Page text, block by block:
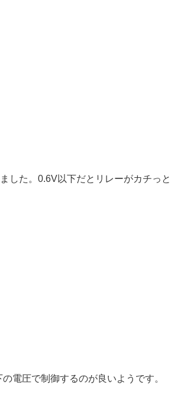
した。0.6V以下だとリレーがカチっと
電圧で制御するのが良いようです。